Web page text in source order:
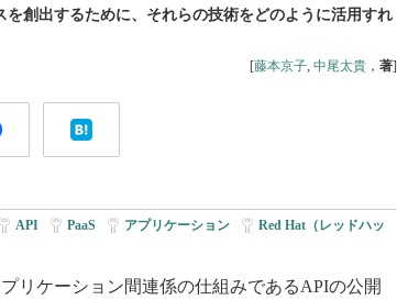
創出するために、それらの技術をどのように活用すれ
[藤本京子, 中尾太貴 ， 著]
API PaaS アプリケーション
Red Hat（レッドハッ
リケーション間連係の仕組みであるAPIの公開